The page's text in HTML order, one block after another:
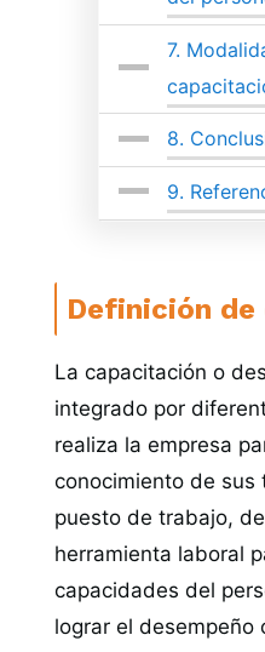
7.
8.
9.
Definición
La capacitación o
integrado por
realiza la empresa
conocimiento de sus
puesto de trabajo,
herramienta laboral
capacidades del
lograr el desempeño